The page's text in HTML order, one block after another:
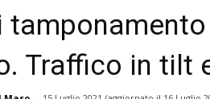
Traffico in tilt